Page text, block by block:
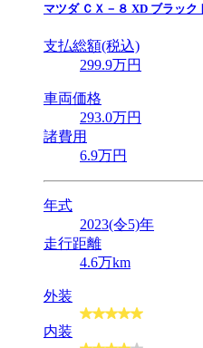
マツダ ＣＸ－８ XD ブラッ
支払総額(税込)
299.9万円
車両価格
293.0万円
諸費用
6.9万円
年式
2023(令5)年
走行距離
4.6万km
外装
内装